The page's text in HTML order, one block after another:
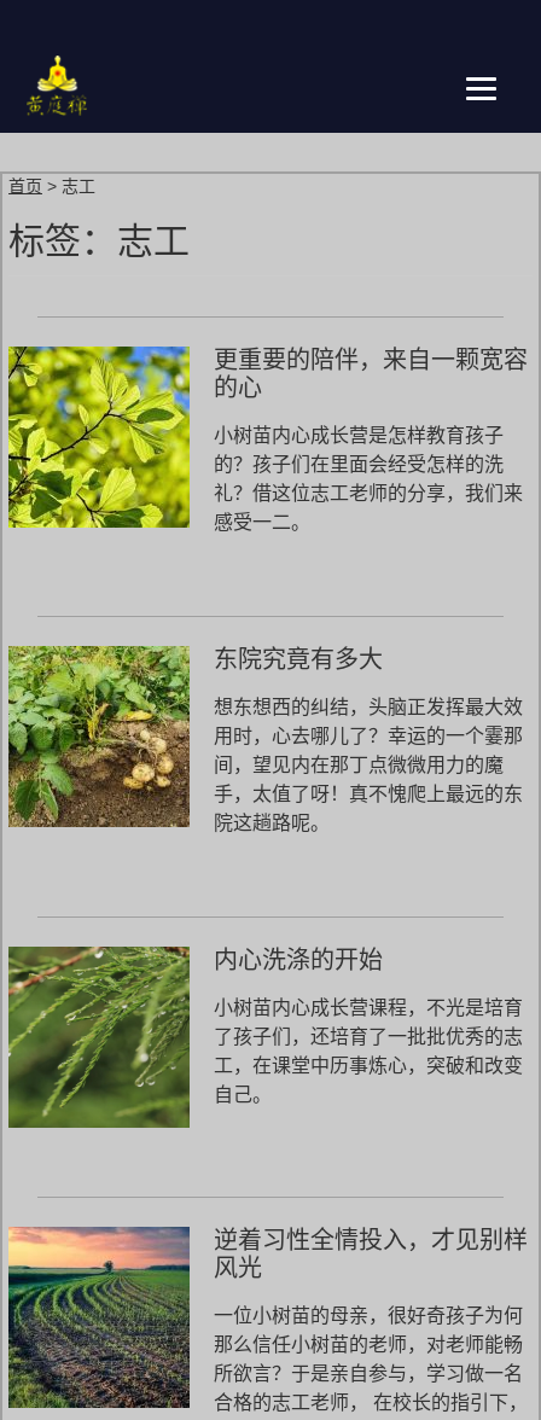
页
首页 > 志工
标签： 志工
更重要的陪伴，来自一颗宽容
的心
小树苗内心成长营是怎样教育孩子
的？孩子们在里面会经受怎样的洗
礼？借这位志工老师的分享，我们来
感受一二。
东院究竟有多大
想东想西的纠结，头脑正发挥最大效
用时，心去哪儿了？幸运的一个霎那
间，望见内在那丁点微微用力的魔
手，太值了呀！真不愧爬上最远的东
院这趟路呢。
内心洗涤的开始
小树苗内心成长营课程，不光是培育
了孩子们，还培育了一批批优秀的志
工，在课堂中历事炼心，突破和改变
自己。
逆着习性全情投入，才见别样
风光
一位小树苗的母亲，很好奇孩子为何
那么信任小树苗的老师，对老师能畅
所欲言？于是亲自参与，学习做一名
合格的志工老师， 在校长的指引下，